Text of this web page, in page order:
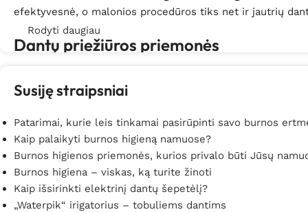
efektyvesnė, o malonios procedūros tiks net ir jautrių
Dantų priežiūros priemonės
priežiūros priemonių, kurios padeda dar geriau prižiūrėti
besisukdamas specialiais judesiais elektrinis šepetėlis
paradontozė, gali kiekvieną kartą valantis dantis
ultragarsinis dantų šepetėlis. Su šiuo aparatu
higieną palaikyti tampa kur kas lengviau. Svarbu, kad
valgio, siūlo ir skalavimo skysčio naudojimas.
Rodyti daugiau
Susiję straipsniai
Patarimai, kurie leis tinkamai pasirūpinti savo burnos
Kaip palaikyti burnos higieną namuose?
Burnos higienos priemonės, kurios privalo būti Jūsų
Burnos higiena – viskas, ką turite žinoti
Kaip išsirinkti elektrinį dantų šepetėlį?
„Waterpik“ irigatorius – tobuliems dantims